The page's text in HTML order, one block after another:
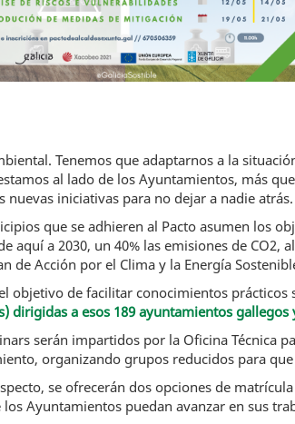
Tenemos que adaptarnos a la
al lado de los Ayuntamientos, más
nuevas iniciativas para no dejar a nadie atrás.
que se adhieren al Pacto asumen los
aquí a 2030, un 40% las emisiones de
de Acción por el Clima y la Energía
objetivo de facilitar conocimientos prácticos
dirigidas a esos 189 ayuntamientos gallegos
serán impartidos por la Oficina Técnica
organizando grupos reducidos para
se ofrecerán dos opciones de
los Ayuntamientos puedan avanzar en sus